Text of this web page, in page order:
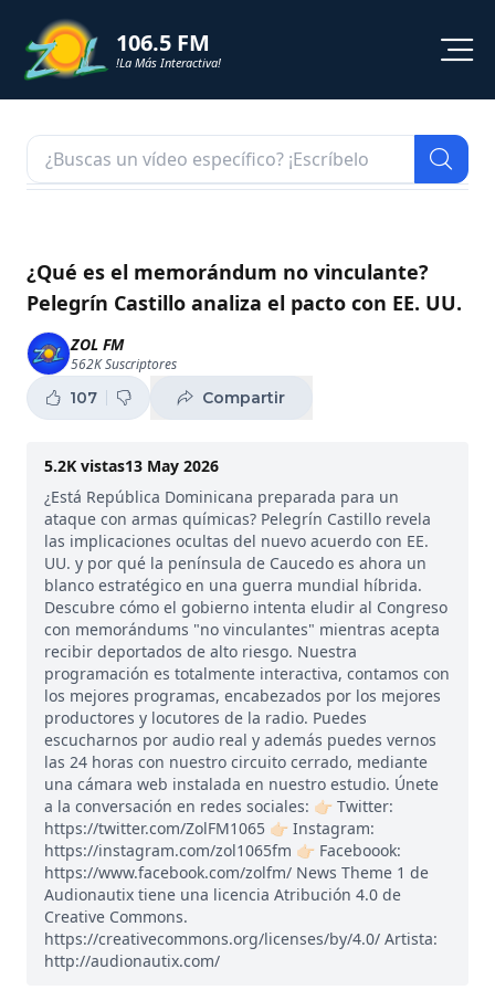
106.5 FM
!La Más Interactiva!
NOTICIAS
SHORTS
PODCAST
ZOL TV
¿Qué es el memorándum no vinculante?
Pelegrín Castillo analiza el pacto con EE. UU.
ZOL FM
562KSuscriptores
107 Compartir
5.2K vistas13 May 2026
¿Está República Dominicana preparada para un
ataque con armas químicas? Pelegrín Castillo revela
las implicaciones ocultas del nuevo acuerdo con EE.
UU. y por qué la península de Caucedo es ahora un
blanco estratégico en una guerra mundial híbrida.
Descubre cómo el gobierno intenta eludir al Congreso
con memorándums "no vinculantes" mientras acepta
recibir deportados de alto riesgo. Nuestra
programación es totalmente interactiva, contamos con
los mejores programas, encabezados por los mejores
productores y locutores de la radio. Puedes
escucharnos por audio real y además puedes vernos
las 24 horas con nuestro circuito cerrado, mediante
una cámara web instalada en nuestro estudio. Únete
a la conversación en redes sociales: 👉🏻 Twitter:
https://twitter.com/ZolFM1065 👉🏻 Instagram:
https://instagram.com/zol1065fm 👉🏻 Faceboook:
https://www.facebook.com/zolfm/ News Theme 1 de
Audionautix tiene una licencia Atribución 4.0 de
Creative Commons.
https://creativecommons.org/licenses/by/4.0/ Artista:
http://audionautix.com/